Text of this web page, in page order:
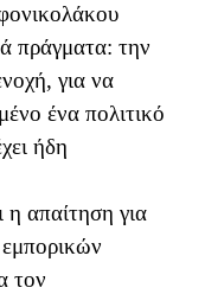
πράγματα: την
για να
ένα πολιτικό
ήδη
η απαίτηση για
τον